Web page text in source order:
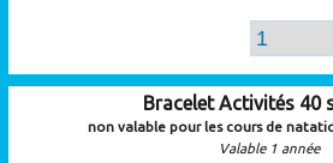
Bracelet Activités 40
non valable pour les cours de
Valable 1 année